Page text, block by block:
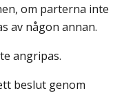
om parterna inte
av någon annan.
angripas.
beslut genom